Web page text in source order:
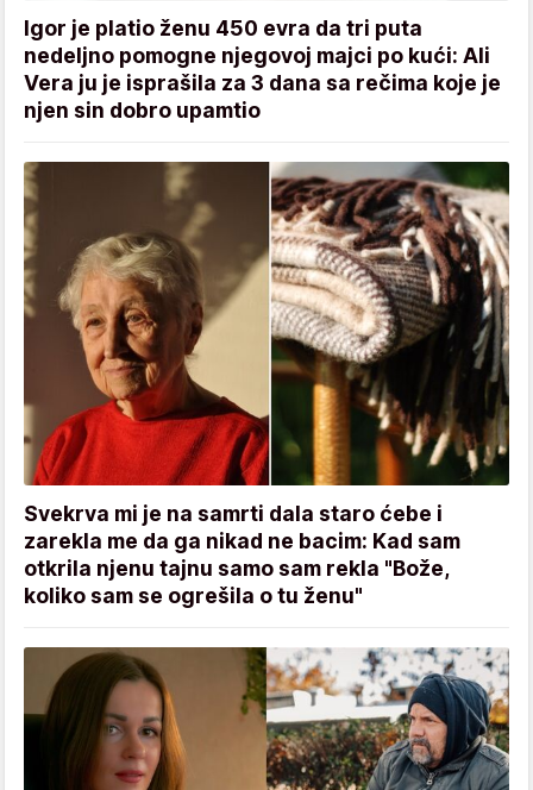
Igor je platio ženu 450 evra da tri puta
nedeljno pomogne njegovoj majci po kući: Ali
Vera ju je isprašila za 3 dana sa rečima koje je
njen sin dobro upamtio
Svekrva mi je na samrti dala staro ćebe i
zarekla me da ga nikad ne bacim: Kad sam
otkrila njenu tajnu samo sam rekla "Bože,
koliko sam se ogrešila o tu ženu"